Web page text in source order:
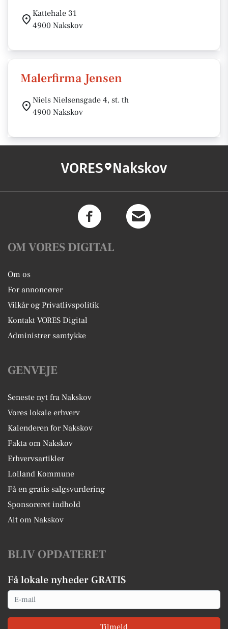
Kattehale 31
4900 Nakskov
Malerfirma Jensen
Niels Nielsensgade 4, st. th
4900 Nakskov
VORES Nakskov
OM VORES DIGITAL
Om os
For annoncører
Vilkår og Privatlivspolitik
Kontakt VORES Digital
Administrer samtykke
GENVEJE
Seneste nyt fra Nakskov
Vores lokale erhverv
Kalenderen for Nakskov
Fakta om Nakskov
Erhvervsartikler
Lolland Kommune
Få en gratis salgsvurdering
Sponsoreret indhold
Alt om Nakskov
BLIV OPDATERET
Få lokale nyheder GRATIS
Email
Tilmeld